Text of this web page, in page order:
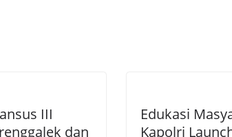
III
dan
Edukasi
Kapolri